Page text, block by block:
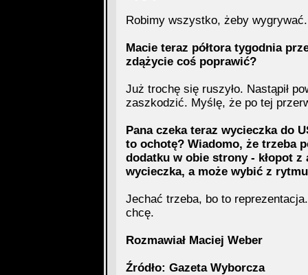
Robimy wszystko, żeby
Macie teraz półtora tygodnia
zdążycie coś poprawić?
Już trochę się ruszyło. Nastąpił
zaszkodzić. Myślę, że po tej
Pana czeka teraz wycieczka do
to ochotę? Wiadomo, że trzeba
dodatku w obie strony - kłopot
wycieczka, a może wybić z
Jechać trzeba, bo to
chcę.
Rozmawiał Maciej Weber
Źródło: Gazeta Wyborcza